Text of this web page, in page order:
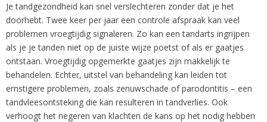
Je tandgezondheid kan snel verslechteren zonder dat je het
doorhebt. Twee keer per jaar een controle afspraak kan veel
problemen vroegtijdig signaleren. Zo kan een tandarts ingrijpen
als je je tanden niet op de juiste wijze poetst of als er gaatjes
ontstaan. Vroegtijdig opgemerkte gaatjes zijn makkelijk te
behandelen. Echter, uitstel van behandeling kan leiden tot
ernstigere problemen, zoals zenuwschade of parodontitis – een
tandvleesontsteking die kan resulteren in tandverlies. Ook
verhoogt het negeren van klachten de kans op het nodig hebben